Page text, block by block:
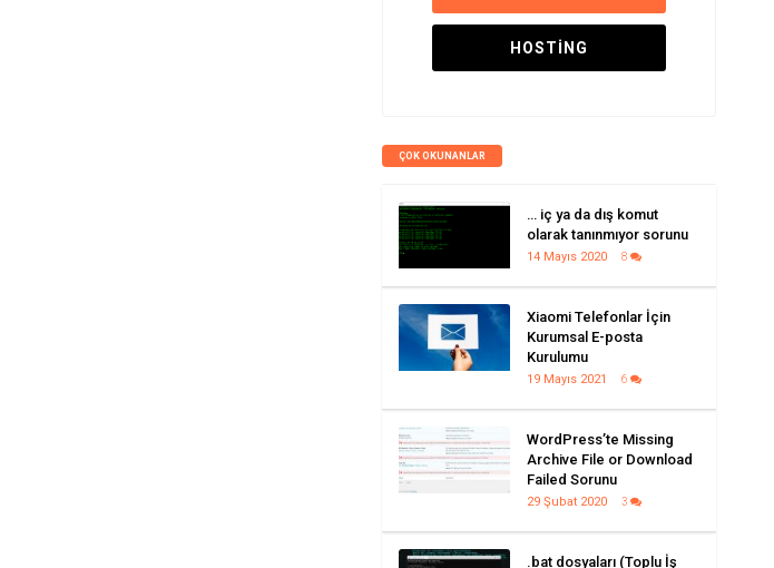
HOSTING
ÇOK OKUNANLAR
… iç ya da dış komut
olarak tanınmıyor sorunu
14 Mayıs 2020 8
Xiaomi Telefonlar İçin
Kurumsal E-posta
Kurulumu
19 Mayıs 2021 6
WordPress’te Missing
Archive File or Download
Failed Sorunu
29 Şubat 2020 3
.bat dosyaları (Toplu İş